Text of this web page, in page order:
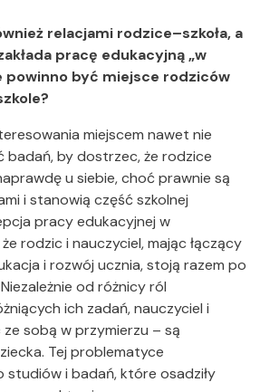
relacjami rodzice–szkoła, a
pracę edukacyjną „w
powinno być miejsce rodziców
miejscem nawet nie
badań, by dostrzec, że rodzice
u siebie, choć prawnie są
i stanowią część szkolnej
pracy edukacyjnej w
rodzic i nauczyciel, mając łączący
i rozwój ucznia, stoją razem po
od różnicy ról
ich zadań, nauczyciel i
sobą w przymierzu – są
Tej problematyce
studiów i badań, które osadziły